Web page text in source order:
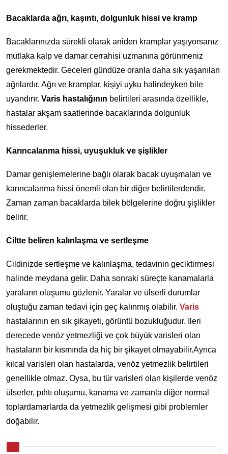
Bacaklarda ağrı, kaşıntı, dolgunluk hissi ve kramp
Bacaklarınızda sürekli olarak aniden kramplar yaşıyorsanız
mutlaka kalp ve damar cerrahisi uzmanına görünmeniz
gerekmektedir. Geceleri gündüze oranla daha sık yaşanılan
ağrılardır. Ağrı ve kramplar, kişiyi uyku halindeyken bile
uyandırır. Varis hastalığının belirtileri arasında özellikle,
hastalar akşam saatlerinde bacaklarında dolgunluk
hissederler.
Karıncalanma hissi, uyuşukluk ve şişlikler
Damar genişlemelerine bağlı olarak bacak uyuşmaları ve
karıncalanma hissi önemli olan bir diğer belirtilerdendir.
Zaman zaman bacaklarda bilek bölgelerine doğru şişlikler
belirir.
Ciltte beliren kalınlaşma ve sertleşme
Cildinizde sertleşme ve kalınlaşma, tedavinin geciktirmesi
halinde meydana gelir. Daha sonraki süreçte kanamalarla
yaraların oluşumu gözlenir. Yaralar ve ülserli durumlar
oluştuğu zaman tedavi için geç kalınmış olabilir. Varis
hastalarının en sık şikayeti, görüntü bozukluğudur. İleri
derecede venöz yetmezliği ve çok büyük varisleri olan
hastaların bir kısmında da hiç bir şikayet olmayabilir.Ayrıca
kılcal varisleri olan hastalarda, venöz yetmezlik belirtileri
genellikle olmaz. Oysa, bu tür varisleri olan kişilerde venöz
ülserler, pıhtı oluşumu, kanama ve zamanla diğer normal
toplardamarlarda da yetmezlik gelişmesi gibi problemler
doğabilir.